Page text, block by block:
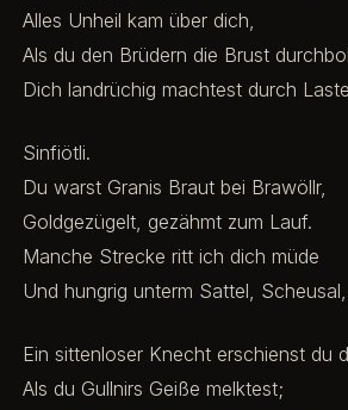
Alles Unheil kam über dich,
Als du den Brüdern die Brust
Dich landrüchig machtest durch
Sinfiötli.
Du warst Granis Braut bei Brawöllr,
Goldgezügelt, gezähmt zum Lauf.
Manche Strecke ritt ich dich müde
Und hungrig unterm Sattel,
Ein sittenloser Knecht erschienst du
Als du Gullnirs Geiße melktest;